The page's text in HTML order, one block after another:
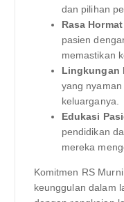
dan pilihan
Rasa
pasien
memastikan
Lingkungan
yang
keluarganya.
Edukasi
pendidikan
mereka
Komitmen RS
keunggulan dalam